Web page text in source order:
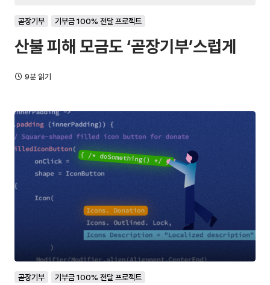
곧장기부 기부금 100% 전달 프로젝트
산불 피해 모금도 ‘곧장기부’스럽게
9분 읽기
곧장기부 기부금 100% 전달 프로젝트